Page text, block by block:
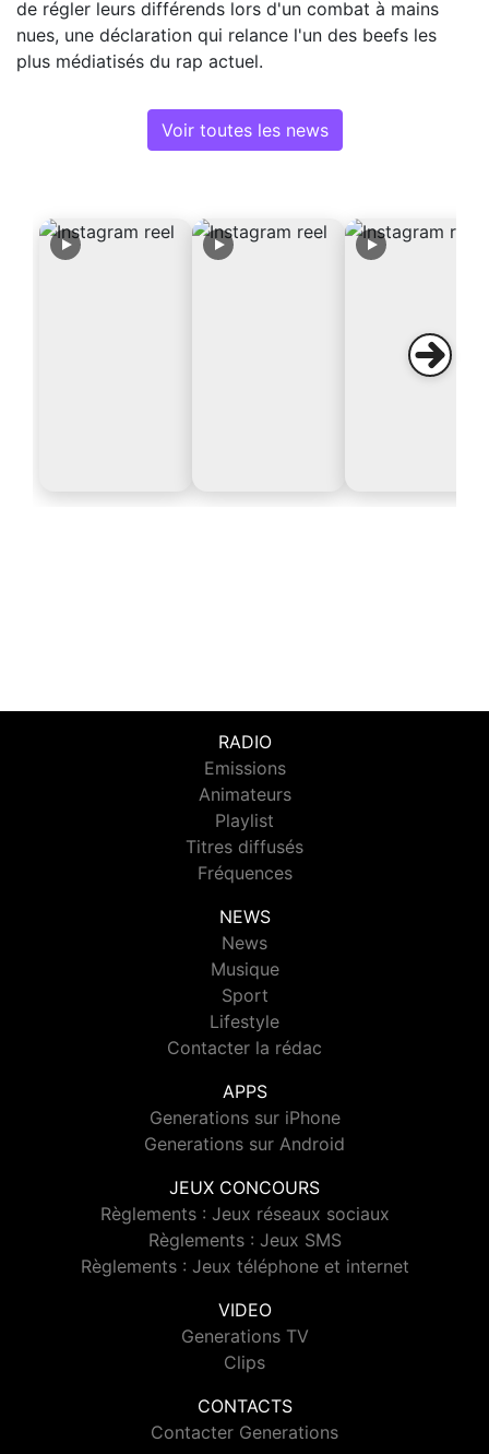
de régler leurs différends lors d'un combat à mains
nues, une déclaration qui relance l'un des beefs les
plus médiatisés du rap actuel.
Voir toutes les news
RADIO
Emissions
Animateurs
Playlist
Titres diffusés
Fréquences
NEWS
News
Musique
Sport
Lifestyle
Contacter la rédac
APPS
Generations sur iPhone
Generations sur Android
JEUX CONCOURS
Règlements : Jeux réseaux sociaux
Règlements : Jeux SMS
Règlements : Jeux téléphone et internet
VIDEO
Generations TV
Clips
CONTACTS
Contacter Generations